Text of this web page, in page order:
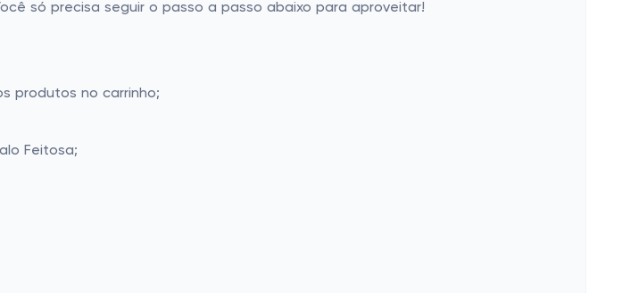
só precisa seguir o passo a passo abaixo para aproveitar!
produtos no carrinho;
Feitosa;